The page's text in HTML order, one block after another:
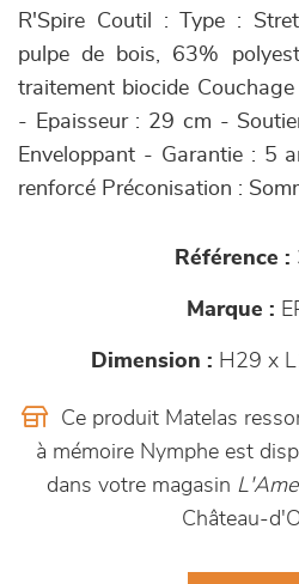
R'Spire Coutil : Type :
pulpe de bois, 63%
traitement biocide
- Epaisseur : 29 cm -
Enveloppant - Garantie : 5
renforcé Préconisation :
Référence :
Marque :
Dimension : H29 x
Ce produit Matelas
à mémoire Nymphe est
dans votre magasin
Château-